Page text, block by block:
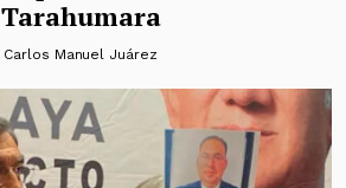
Tarahumara
Carlos Manuel Juárez